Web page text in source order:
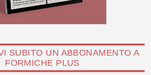
SUBITO UN ABBONAMENTO A
FORMICHE PLUS